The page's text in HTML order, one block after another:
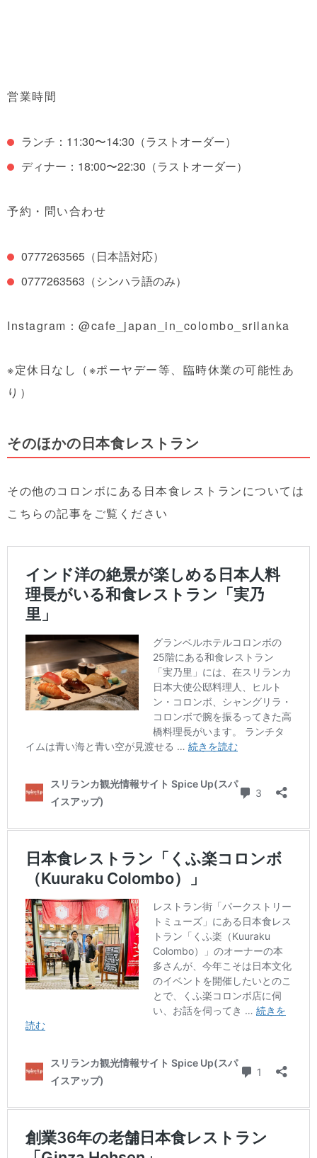
営業時間
ランチ：11:30〜14:30（ラストオーダー）
ディナー：18:00〜22:30（ラストオーダー）
予約・問い合わせ
0777263565（日本語対応）
0777263563（シンハラ語のみ）
Instagram： @cafe_japan_in_colombo_srilanka
※定休日なし（※ポーヤデー等、臨時休業の可能性あ
り）
そのほかの日本食レストラン
その他のコロンボにある日本食レストランについては
こちらの記事をご覧ください